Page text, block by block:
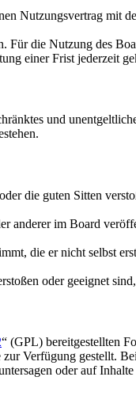
Nutzungsvertrag mit
die Nutzung des
einer Frist jederzeit
und
die guten Sitten
anderer im Board
die er nicht selbst
oder geeignet
“ (GPL) bereitgestellten
Verfügung gestellt.
oder auf